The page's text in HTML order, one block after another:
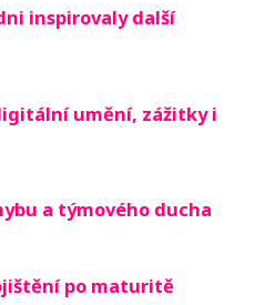
inspirovaly další
umění, zážitky i
a týmového ducha
po maturitě